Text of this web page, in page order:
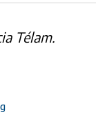
Télam.